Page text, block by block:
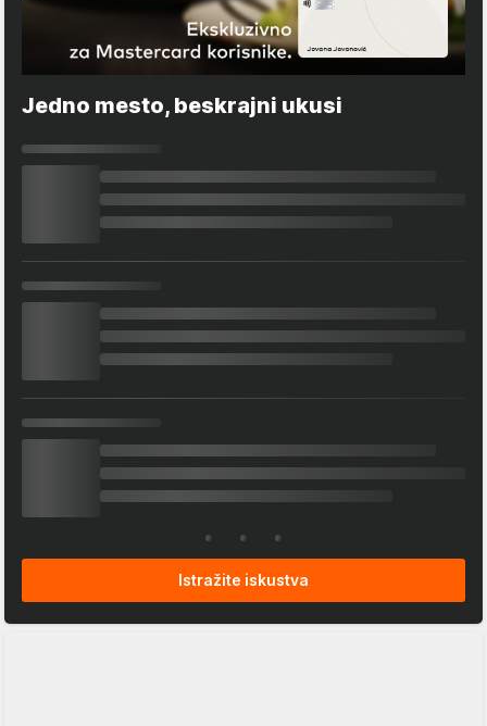
Jedno mesto, beskrajni ukusi
Istražite iskustva